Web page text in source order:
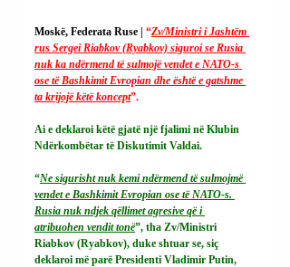
Moskë, Federata Ruse | “Zv/Ministri i Jashtëm
rus Sergei Riabkov (Ryabkov) siguroi se Rusia
nuk ka ndërmend të sulmojë vendet e NATO-s
ose të Bashkimit Evropian dhe është e gatshme
ta krijojë këtë koncept”.
Ai e deklaroi këtë gjatë një fjalimi në Klubin
Ndërkombëtar të Diskutimit Valdai.
“Ne sigurisht nuk kemi ndërmend të sulmojmë
vendet e Bashkimit Evropian ose të NATO-s.
Rusia nuk ndjek qëllimet agresive që i
atribuohen vendit tonë”, tha Zv/Ministri
Riabkov (Ryabkov), duke shtuar se, siç
deklaroi më parë Presidenti Vladimir Putin,